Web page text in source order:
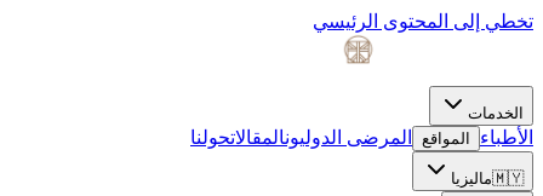
تخطي إلى المحتوى الرئيسي
الخدمات
الأطباء المواقع المرضى الدوليونالمقالاتحولنا
🇲🇾ماليزيا